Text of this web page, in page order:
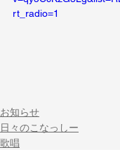
rt_radio=1
お知らせ
日々のこなっしー
歌唱